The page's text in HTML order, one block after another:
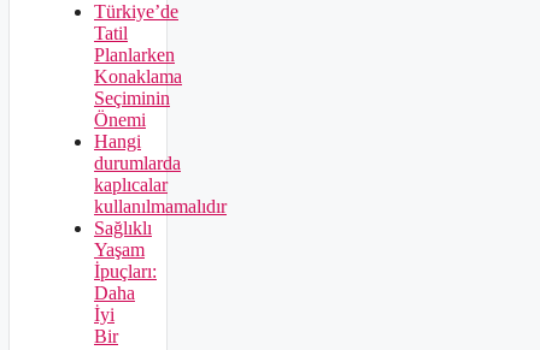
Türkiye’de
Tatil
Planlarken
Konaklama
Seçiminin
Önemi
Hangi
durumlarda
kaplıcalar
kullanılmamalıdır
Sağlıklı
Yaşam
İpuçları:
Daha
İyi
Bir